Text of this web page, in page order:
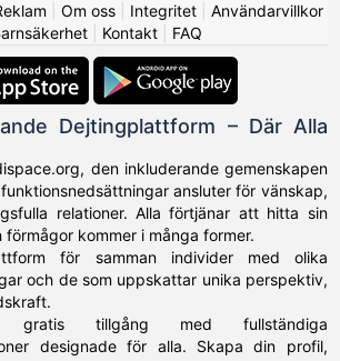
Om oss| Integritet| Användarvillkor
| Kontakt| FAQ
Dejtingplattform – Där Alla
den inkluderande gemenskapen
ansluter för vänskap,
relationer. Alla förtjänar att hitta sin
kommer i många former.
för samman individer med olika
och de som uppskattar unika perspektiv,
tillgång med fullständiga
designade för alla. Skapa din profil,